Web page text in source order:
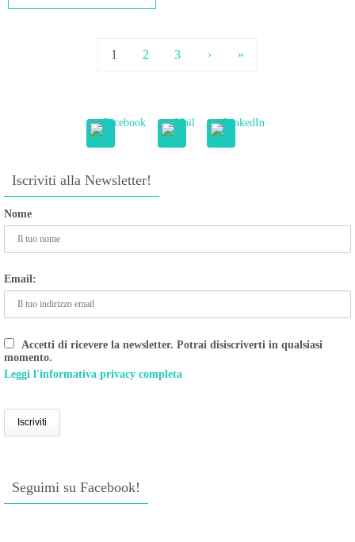
1 2 3 › »
Iscriviti alla Newsletter!
Nome
Email:
Accetti di ricevere la newsletter. Potrai disiscriverti in qualsiasi
momento.
Leggi l'informativa privacy completa
Seguimi su Facebook!